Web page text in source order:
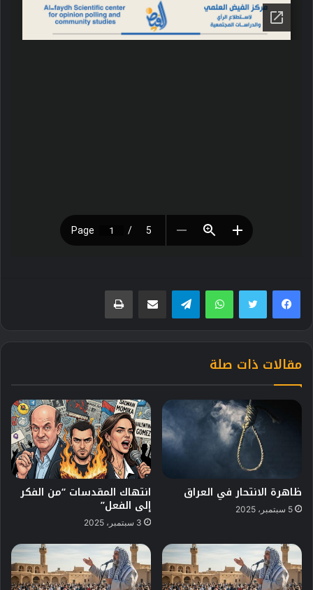
فيسبوك واتساب
مقالات ذات صلة
ظاهرة الانتحار في العراق
5 سبتمبر، 2025
انتهاك المقدسات “من الفكر
إلى الفعل”
3 سبتمبر، 2025